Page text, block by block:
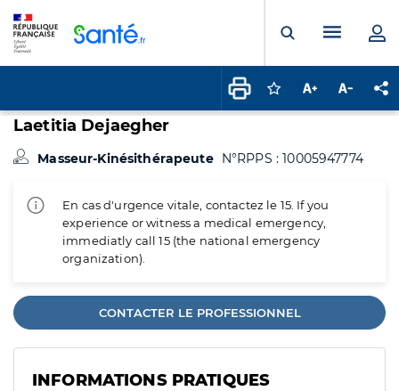
Ouvrir laMenu
Connectez-vous
Augmenter la
Laetitia Dejaegher
Masseur-Kinésithérapeute N°RPPS : 10005947774
En cas d'urgence vitale, contactez le 15. If you
experience or witness a medical emergency,
immediatly call 15 (the national emergency
organization).
CONTACTER LE PROFESSIONNEL
INFORMATIONS PRATIQUES